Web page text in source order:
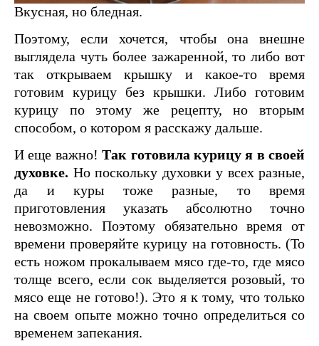
Вкусная, но бледная.
Поэтому, если хочется, чтобы она внешне
выглядела чуть более зажаренной, то либо вот
так открываем крышку и какое-то время
готовим курицу без крышки. Либо готовим
курицу по этому же рецепту, но вторым
способом, о котором я расскажу дальше.
И еще важно!Так готовила курицу я в своей
духовке. Но поскольку духовки у всех разные,
да и куры тоже разные, то время
приготовления указать абсолютно точно
невозможно. Поэтому обязательно время от
времени проверяйте курицу на готовность. (То
есть ножом прокалываем мясо где-то, где мясо
толще всего, если сок выделяется розовый, то
мясо еще не готово!). Это я к тому, что только
на своем опыте можно точно определиться со
временем запекания.